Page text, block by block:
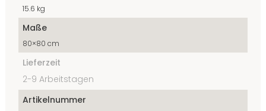
15.6 kg
Maße
80×80 cm
Lieferzeit
2-9 Arbeitstagen
Artikelnummer